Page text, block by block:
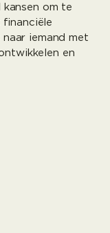
om te
financiële
iemand met
en